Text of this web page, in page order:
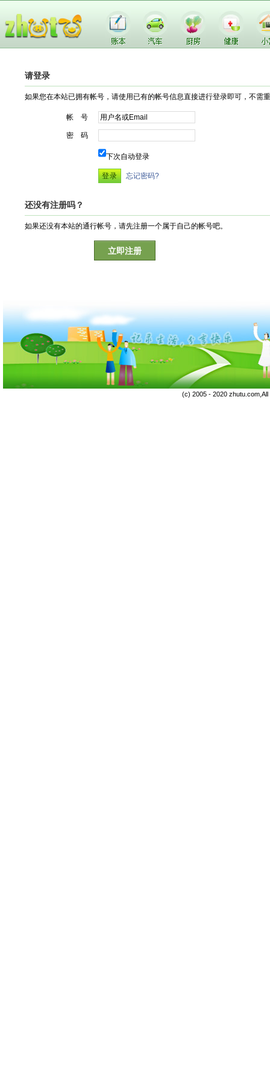
请登录
如果您在本站已拥有帐号，请使用已有的帐号信息直接进行登录即可，不需
帐 号
密 码
下次自动登录
忘记密码?
还没有注册吗？
如果还没有本站的通行帐号，请先注册一个属于自己的帐号吧。
立即注册
(c) 2005 - 2020